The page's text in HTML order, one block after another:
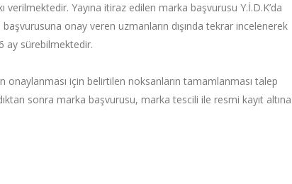
Yayına itiraz edilen marka başvurusu Y.İ.D.K’da
onay veren uzmanların dışında tekrar incelenerek
ay sürebilmektedir.
onaylanması için belirtilen noksanların tamamlanması talep
sonra marka başvurusu, marka tescili ile resmi kayıt altına